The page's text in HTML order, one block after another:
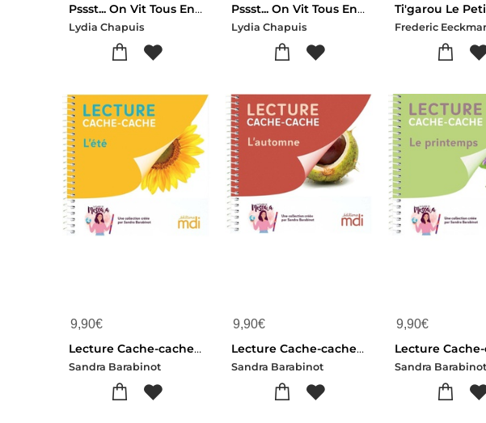
Pssst... On Vit Tous Ensemble !
Lydia Chapuis
Pssst... On Vit Tous Ensemble !
Lydia Chapuis Frederic
9,90€
Lecture Cache-cache : L'ete
Sandra Barabinot
9,90€
Lecture Cache-cache : L'automne
Sandra Barabinot
9,90€
Sandra Barabinot